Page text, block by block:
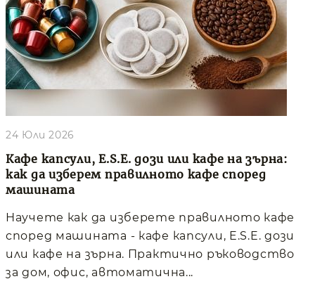
Кафе капсули, E.S.E. дози или кафе на зърна:
как да изберем правилното кафе според
машината
24 Юли 2026
Научете как да изберете правилното кафе
според машината - кафе капсули, E.S.E. дози
или кафе на зърна. Практично ръководство
за дом, офис, автоматична...